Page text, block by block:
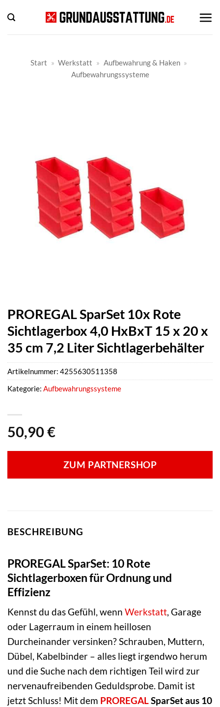
Inhalt
springen
Start » Werkstatt » Aufbewahrung & Haken »
Aufbewahrungssysteme
PROREGAL SparSet 10x Rote
Sichtlagerbox 4,0 HxBxT 15 x 20 x
35 cm 7,2 Liter Sichtlagerbehälter
50,90 €
ZUM PARTNERSHOP
Artikelnummer: 4255630511358
Kategorie: Aufbewahrungssysteme
BESCHREIBUNG
PROREGAL SparSet: 10 Rote
Sichtlagerboxen für Ordnung und
Effizienz
Kennst du das Gefühl, wenn Werkstatt, Garage
oder Lagerraum in einem heillosen
Durcheinander versinken? Schrauben, Muttern,
Dübel, Kabelbinder – alles liegt irgendwo herum
und die Suche nach dem richtigen Teil wird zur
nervenaufreibenden Geduldsprobe. Damit ist
jetzt Schluss! Mit dem PROREGALSparSet aus 10